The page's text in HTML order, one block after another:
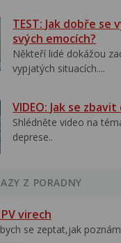
TEST: Jak dobře se
svých emocích?
Někteří lidé dokážou
vypjatých situacích....
VIDEO: Jak se
Shlédněte video na
deprese..
Z PORADNY
virech
se zeptat,jak